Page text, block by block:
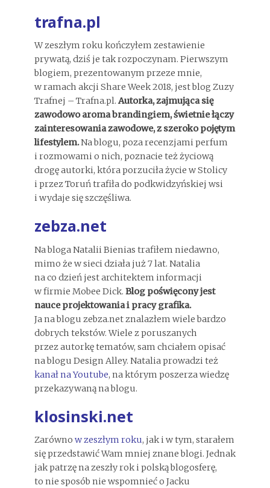
trafna.pl
W zeszłym roku kończyłem zestawienie
prywatą, dziś je tak rozpoczynam. Pierwszym
blogiem, prezentowanym przeze mnie,
w ramach akcji Share Week 2018, jest blog Zuzy
Trafnej – Trafna.pl. Autorka, zajmująca się
zawodowo aroma brandingiem, świetnie łączy
zainteresowania zawodowe, z szeroko pojętym
lifestylem.Na blogu, poza recenzjami perfum
i rozmowami o nich, poznacie też życiową
drogę autorki, która porzuciła życie w Stolicy
i przez Toruń trafiła do podkwidzyńskiej wsi
i wydaje się szczęśliwa.
zebza.net
Na bloga Natalii Bienias trafiłem niedawno,
mimo że w sieci działa już 7 lat. Natalia
na co dzień jest architektem informacji
w firmie Mobee Dick. Blog poświęcony jest
nauce projektowania i pracy grafika.
Ja na blogu zebza.net znalazłem wiele bardzo
dobrych tekstów. Wiele z poruszanych
przez autorkę tematów, sam chciałem opisać
na blogu Design Alley. Natalia prowadzi też
kanał na Youtube, na którym poszerza wiedzę
przekazywaną na blogu.
klosinski.net
Zarówno w zeszłym roku, jak i w tym, starałem
się przedstawić Wam mniej znane blogi. Jednak
jak patrzę na zeszły rok i polską blogosferę,
to nie sposób nie wspomnieć o Jacku